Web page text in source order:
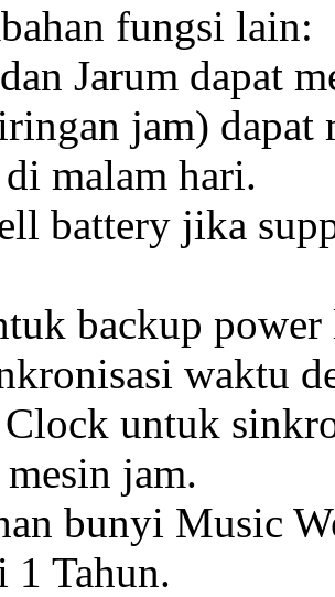
fungsi lain:
Jarum dapat
jam) dapat
malam hari.
battery jika
backup
waktu
untuk
jam.
bunyi Music
1 Tahun.